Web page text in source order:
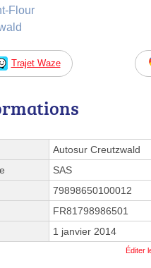
Flour
Trajet Waze
Autosur Creutzwald
SAS
79898650100012
FR81798986501
1 janvier 2014
Éditer